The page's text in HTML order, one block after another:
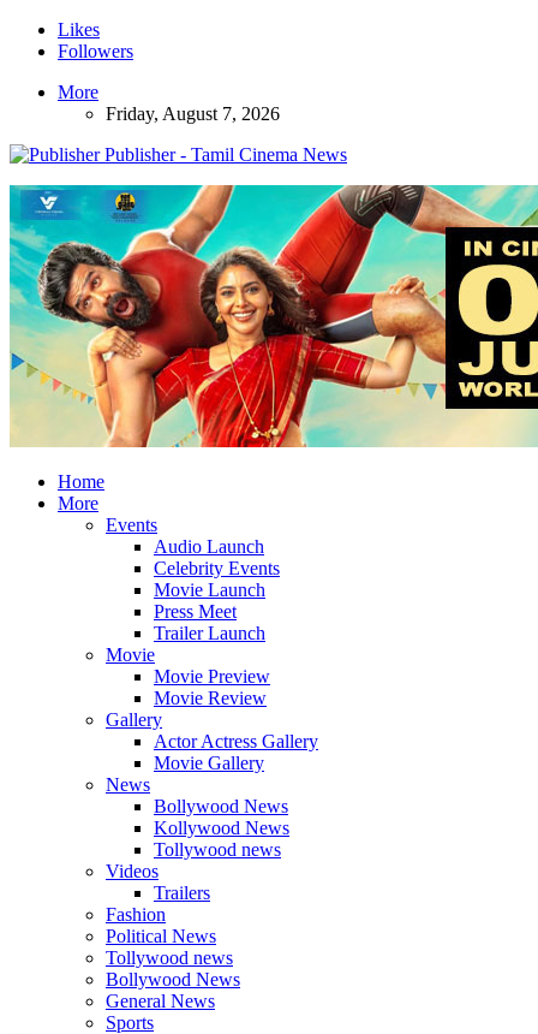
Likes
Followers
More
Friday, August 7, 2026
Publisher - Tamil Cinema News
Home
More
Events
Audio Launch
Celebrity Events
Movie Launch
Press Meet
Trailer Launch
Movie
Movie Preview
Movie Review
Gallery
Actor Actress Gallery
Movie Gallery
News
Bollywood News
Kollywood News
Tollywood news
Videos
Trailers
Fashion
Political News
Tollywood news
Bollywood News
General News
Sports